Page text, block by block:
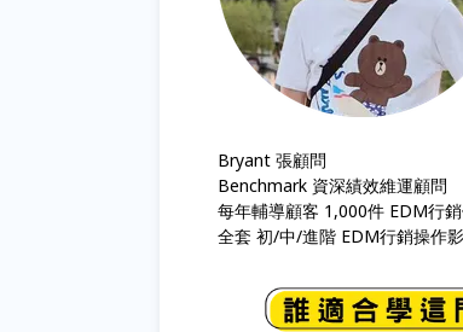
Bryant 張顧問
Benchmark 資深績效維運顧問
每年輔導顧客 1,000件 EDM行
全套 初/中/進階 EDM行銷操作